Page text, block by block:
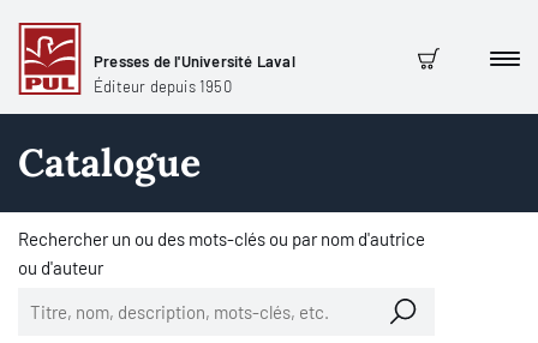
Presses de l'Université Laval
Éditeur depuis 1950
Panier
Catalogue
Rechercher un ou des mots-clés ou par nom d'autrice
ou d'auteur